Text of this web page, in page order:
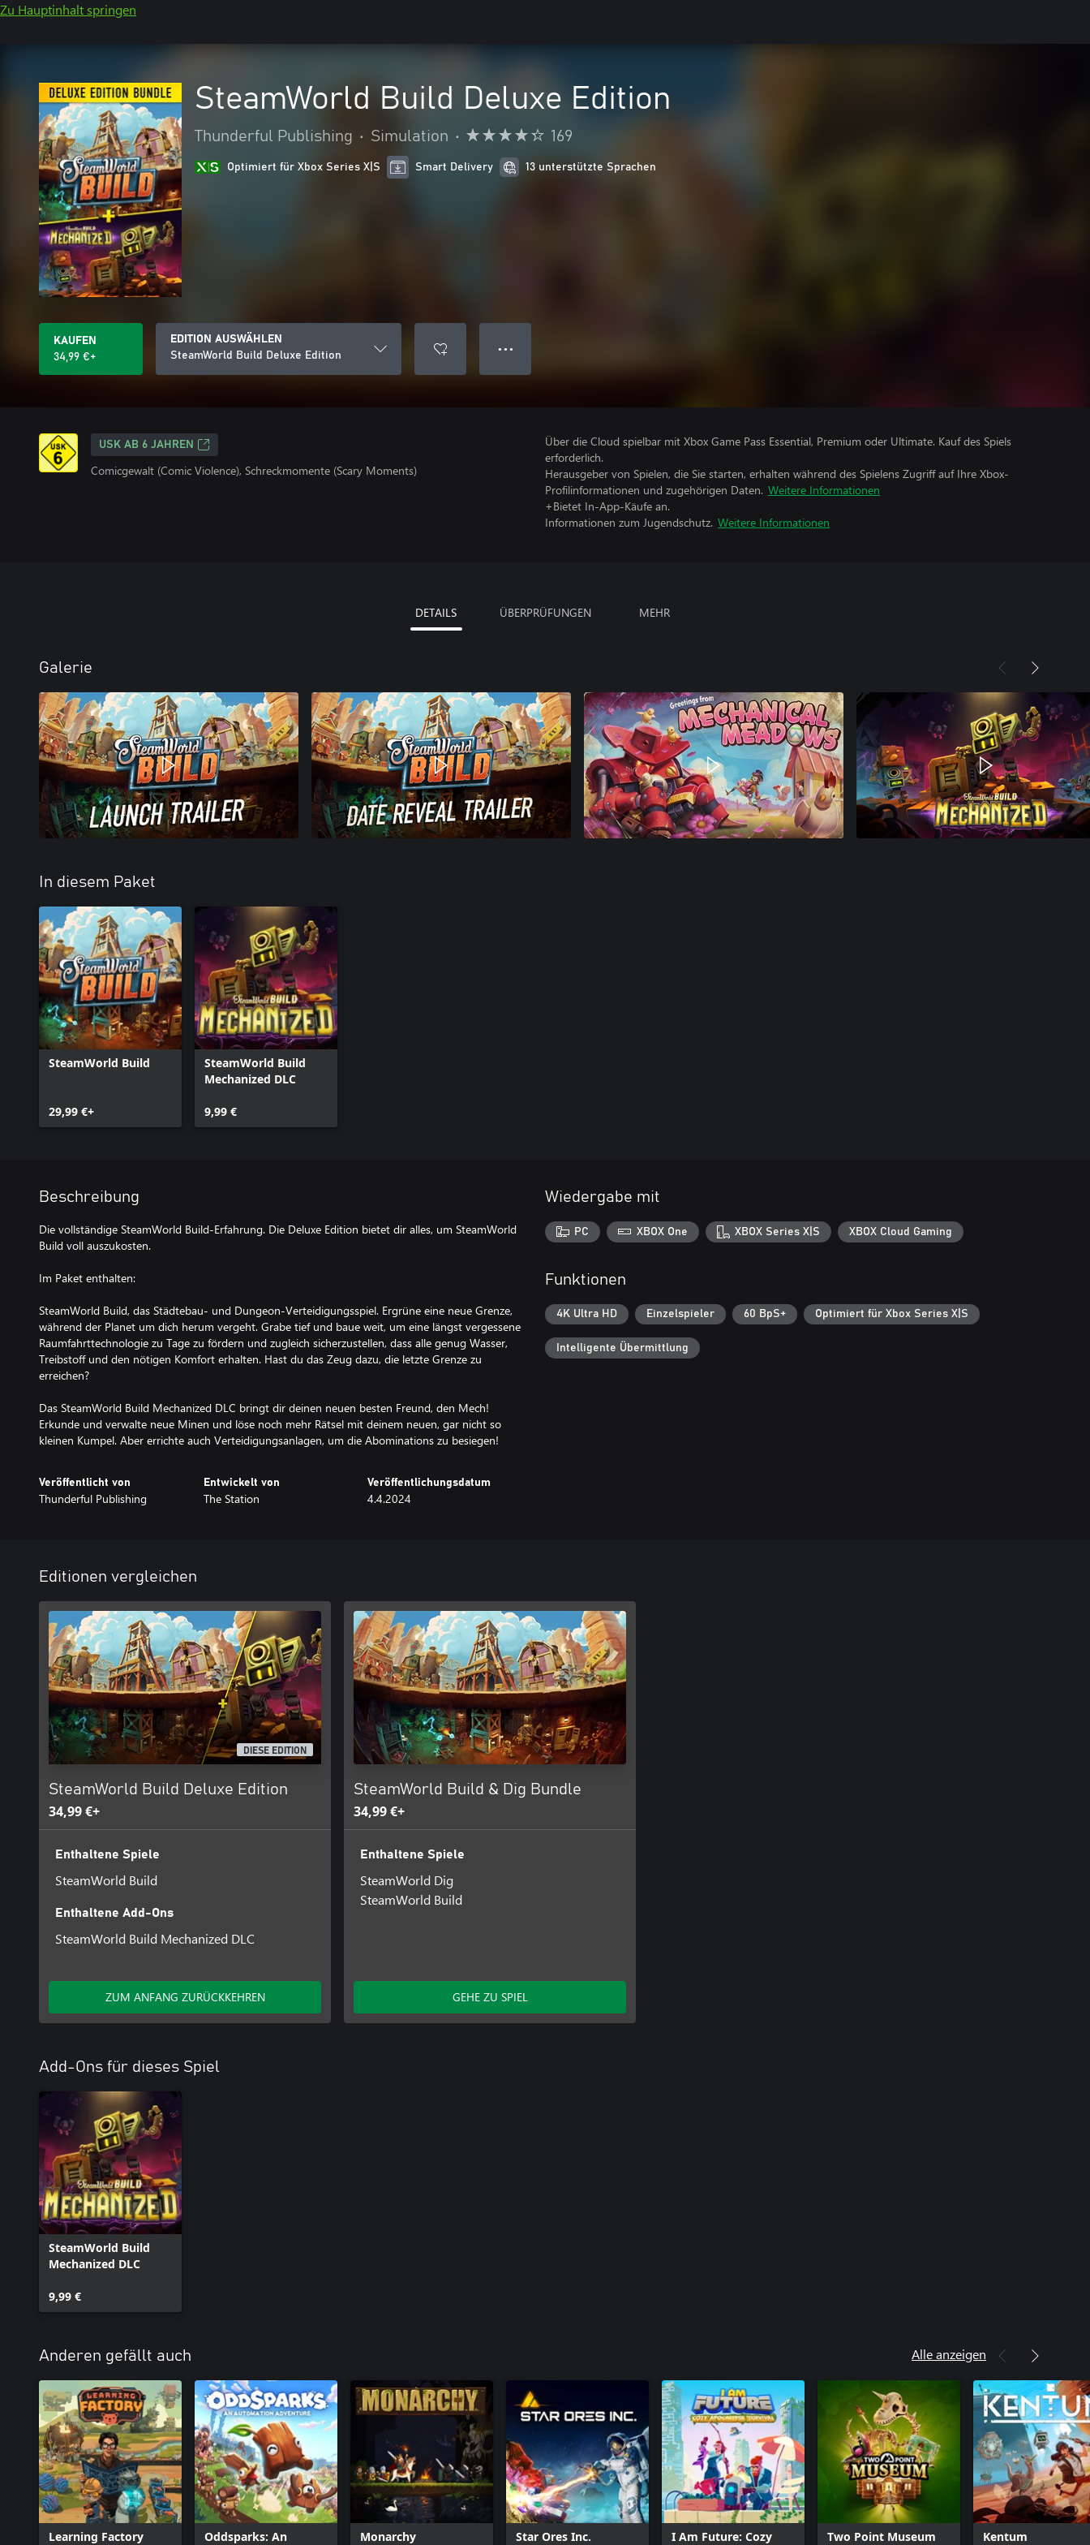
Zu Hauptinhalt springen
SteamWorld Build Deluxe Edition
Thunderful Publishing • Simulation • 169
Optimiert für Xbox Series X|S Smart Delivery 13 unterstützte Sprachen
KAUFEN
34,99 €+
EDITION AUSWÄHLEN
SteamWorld Build Deluxe Edition
● ● ●
USK AB 6 JAHREN
Comicgewalt (Comic Violence), Schreckmomente (Scary Moments)
Über die Cloud spielbar mit Xbox Game Pass Essential, Premium oder Ultimate. Kauf des Spiels
erforderlich.
Herausgeber von Spielen, die Sie starten, erhalten während des Spielens Zugriff auf Ihre Xbox-
Profilinformationen und zugehörigen Daten. Weitere Informationen
+Bietet In-App-Käufe an.
Informationen zum Jugendschutz. Weitere Informationen
DETAILS ÜBERPRÜFUNGEN MEHR
Galerie
In diesem Paket
SteamWorld Build
29,99 €+
SteamWorld Build
Mechanized DLC
9,99 €
Beschreibung
Die vollständige SteamWorld Build-Erfahrung. Die Deluxe Edition bietet dir alles, um SteamWorld
Build voll auszukosten.
Im Paket enthalten:
SteamWorld Build, das Städtebau- und Dungeon-Verteidigungsspiel. Ergrüne eine neue Grenze,
während der Planet um dich herum vergeht. Grabe tief und baue weit, um eine längst vergessene
Raumfahrttechnologie zu Tage zu fördern und zugleich sicherzustellen, dass alle genug Wasser,
Treibstoff und den nötigen Komfort erhalten. Hast du das Zeug dazu, die letzte Grenze zu
erreichen?
Das SteamWorld Build Mechanized DLC bringt dir deinen neuen besten Freund, den Mech!
Erkunde und verwalte neue Minen und löse noch mehr Rätsel mit deinem neuen, gar nicht so
kleinen Kumpel. Aber errichte auch Verteidigungsanlagen, um die Abominations zu besiegen!
Veröffentlicht von
Thunderful Publishing
Entwickelt von
The Station
Veröffentlichungsdatum
4.4.2024
Wiedergabe mit
PC XBOX One XBOX Series X|S XBOX Cloud Gaming
Funktionen
4K Ultra HD Einzelspieler 60 BpS+ Optimiert für Xbox Series X|S
Intelligente Übermittlung
Editionen vergleichen
DIESE EDITION
SteamWorld Build Deluxe Edition
34,99 €+
Enthaltene Spiele
SteamWorld Build
Enthaltene Add-Ons
SteamWorld Build Mechanized DLC
ZUM ANFANG ZURÜCKKEHREN
SteamWorld Build & Dig Bundle
34,99 €+
Enthaltene Spiele
SteamWorld Dig
SteamWorld Build
GEHE ZU SPIEL
Add-Ons für dieses Spiel
SteamWorld Build
Mechanized DLC
9,99 €
Anderen gefällt auch Alle anzeigen
Learning Factory Oddsparks: An Monarchy Star Ores Inc. I Am Future: Cozy Two Point Museum Kentum